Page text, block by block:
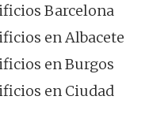
Barcelona
en Albacete
en Burgos
en Ciudad